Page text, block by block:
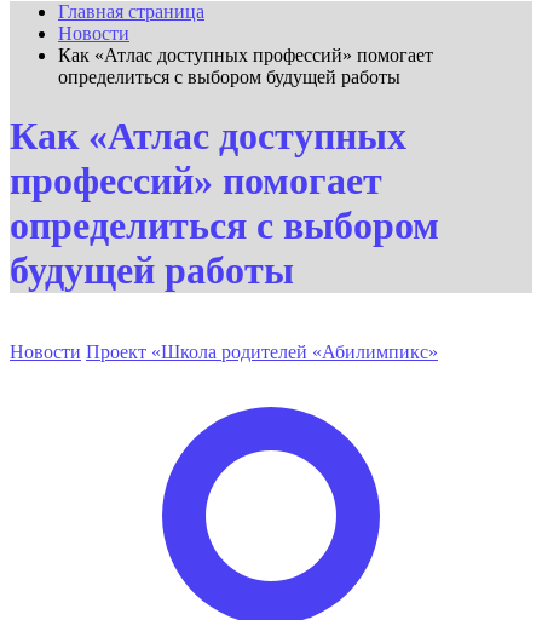
Главная страница
Новости
Как «Атлас доступных профессий» помогает
определиться с выбором будущей работы
Как «Атлас доступных
профессий» помогает
определиться с выбором
будущей работы
Новости Проект «Школа родителей «Абилимпикс»